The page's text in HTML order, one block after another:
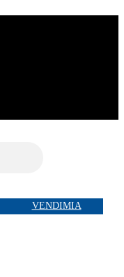
VENDIMIA